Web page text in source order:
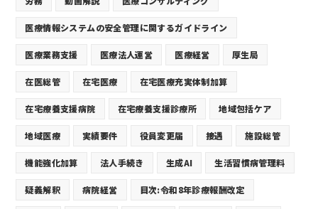
医療情報システムの安全管理に関するガイドライン
医療業務支援 医療法人運営 医療経営 厚生局
在医総管 在宅医療 在宅医療充実体制加算
在宅療養支援病院 在宅療養支援診療所 地域包括ケア
地域医療 実績要件 役員変更届 接遇 施設総管
機能強化加算 法人手続き 生成AI 生活習慣病管理料
疑義解釈 病院経営 目次:令和8年診療報酬改定